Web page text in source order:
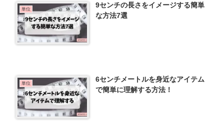
単位
9センチの長さをイメージする簡単
な方法7選
単位
6センチメートルを身近なアイテム
で簡単に理解する方法！